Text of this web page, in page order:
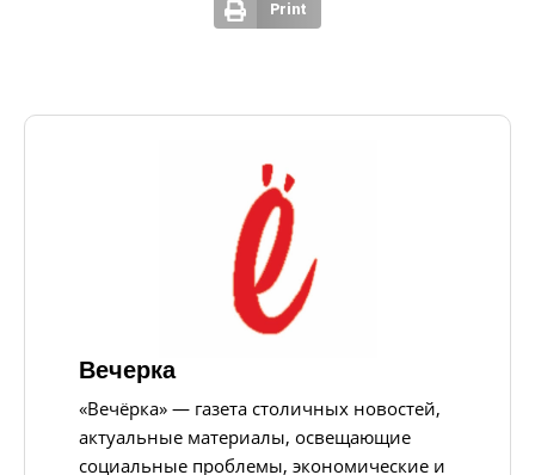
Print
Вечерка
«Вечёрка» — газета столичных новостей,
актуальные материалы, освещающие
социальные проблемы, экономические и